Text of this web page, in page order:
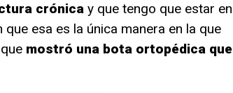
crónicay que tengo que estar en
esa es la única manera en la que
mostró una bota ortopédica que